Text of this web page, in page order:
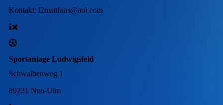
Kontakt: l2matthias@aol.com
Sportanlage Ludwigsfeld
Schwalbenweg 1
89231 Neu-Ulm